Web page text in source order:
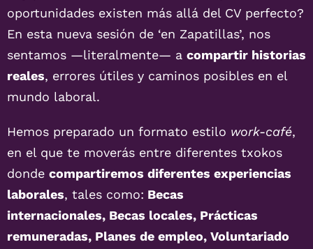
oportunidades existen más allá del CV perfecto?
En esta nueva sesión de ‘en Zapatillas’, nos
sentamos —literalmente— a compartir historias
reales, errores útiles y caminos posibles en el
mundo laboral.
Hemos preparado un formato estilo work-café,
en el que te moverás entre diferentes txokos
donde compartiremos diferentes experiencias
laborales, tales como: Becas
internacionales, Becas locales, Prácticas
remuneradas, Planes de empleo, Voluntariado